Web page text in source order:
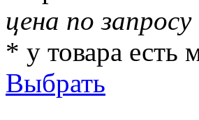
цена по запросу
* у товара есть
Выбрать